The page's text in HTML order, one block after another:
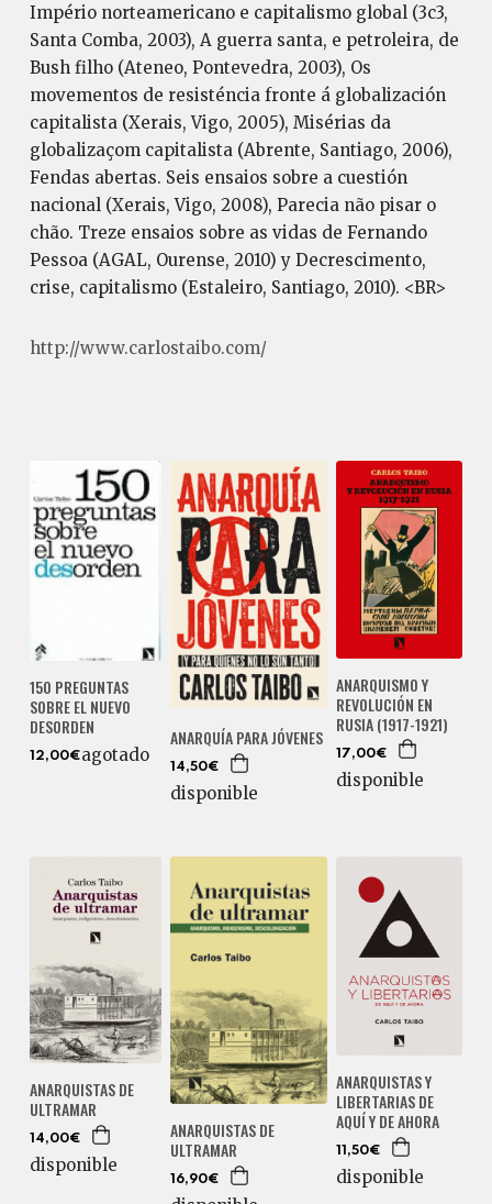
Império norteamericano e capitalismo global (3c3,
Santa Comba, 2003), A guerra santa, e petroleira, de
Bush filho (Ateneo, Pontevedra, 2003), Os
movementos de resisténcia fronte á globalización
capitalista (Xerais, Vigo, 2005), Misérias da
globalizaçom capitalista (Abrente, Santiago, 2006),
Fendas abertas. Seis ensaios sobre a cuestión
nacional (Xerais, Vigo, 2008), Parecia não pisar o
chão. Treze ensaios sobre as vidas de Fernando
Pessoa (AGAL, Ourense, 2010) y Decrescimento,
crise, capitalismo (Estaleiro, Santiago, 2010). <BR>
http://www.carlostaibo.com/
150 PREGUNTAS
SOBRE EL NUEVO
DESORDEN
12,00€agotado
ANARQUÍA PARA JÓVENES
14,50€
disponible
ANARQUISMO Y
REVOLUCIÓN EN
RUSIA (1917-1921)
17,00€
disponible
ANARQUISTAS DE
ULTRAMAR
14,00€
disponible
ANARQUISTAS DE
ULTRAMAR
16,90€
ANARQUISTAS Y
LIBERTARIAS DE
AQUÍ Y DE AHORA
11,50€
disponible